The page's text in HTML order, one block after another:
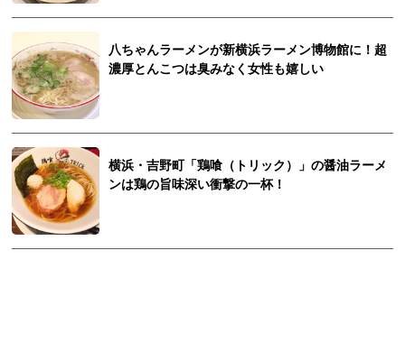
八ちゃんラーメンが新横浜ラーメン博物館に！超
濃厚とんこつは臭みなく女性も嬉しい
横浜・吉野町「鶏喰（トリック）」の醤油ラーメ
ンは鶏の旨味深い衝撃の一杯！